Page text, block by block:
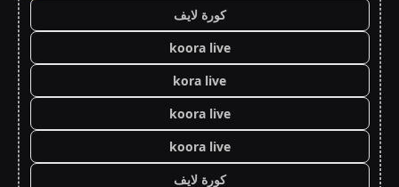
كورة لايف
koora live
kora live
koora live
koora live
كورة لايف